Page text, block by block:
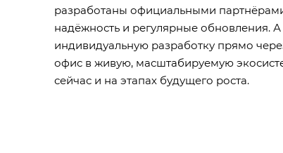
разработаны официальными
надёжность и регулярные обновления.
индивидуальную разработку прямо
офис в живую, масштабируемую
сейчас и на этапах будущего роста.